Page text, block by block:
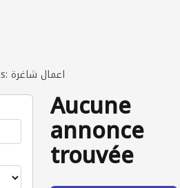
Search results: اعمال شاغرة
Aucune
annonce
trouvée